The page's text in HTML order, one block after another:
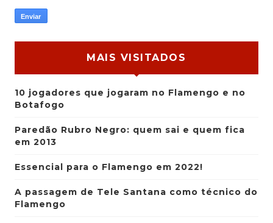
MAIS VISITADOS
10 jogadores que jogaram no Flamengo e no
Botafogo
Paredão Rubro Negro: quem sai e quem fica
em 2013
Essencial para o Flamengo em 2022!
A passagem de Tele Santana como técnico do
Flamengo